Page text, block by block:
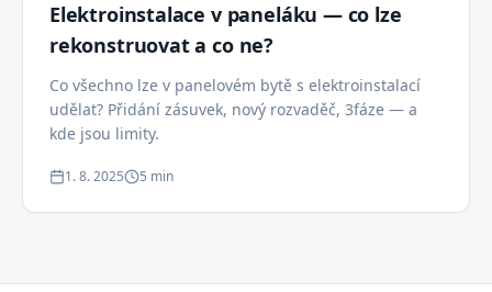
Elektroinstalace v paneláku — co lze
rekonstruovat a co ne?
Co všechno lze v panelovém bytě s elektroinstalací
udělat? Přidání zásuvek, nový rozvaděč, 3fáze — a
kde jsou limity.
1. 8. 2025 5 min